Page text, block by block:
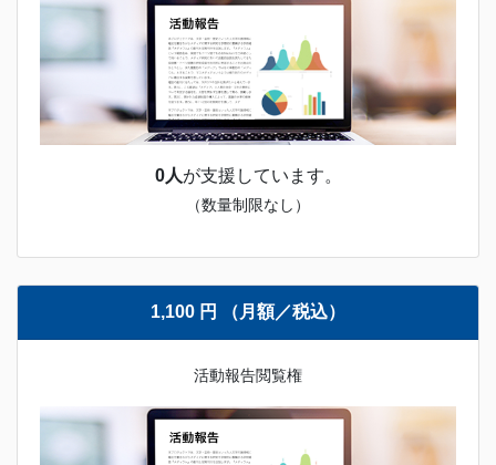
0人が支援しています。
（数量制限なし）
1,100 円 （月額／税込）
活動報告閲覧権